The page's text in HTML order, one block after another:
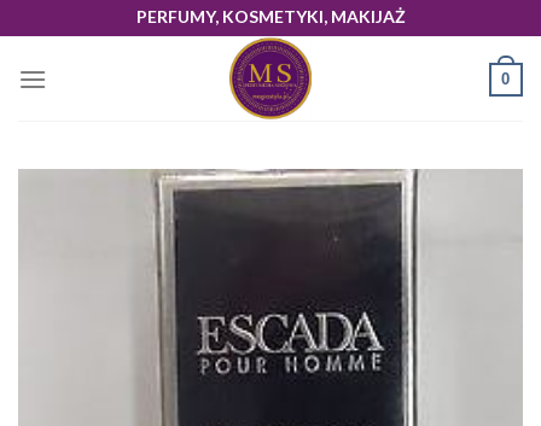
to
content
PERFUMY, KOSMETYKI, MAKIJAŻ
0